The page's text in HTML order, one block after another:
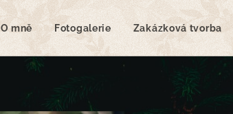
O mně Fotogalerie Zakázková tvorba